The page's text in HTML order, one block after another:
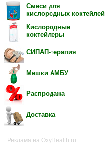
Смеси для
кислородных коктейлей
Кислородные
коктейлеры
СИПАП-терапия
Мешки АМБУ
Распродажа
Доставка
Реклама на OxyHealth.ru: